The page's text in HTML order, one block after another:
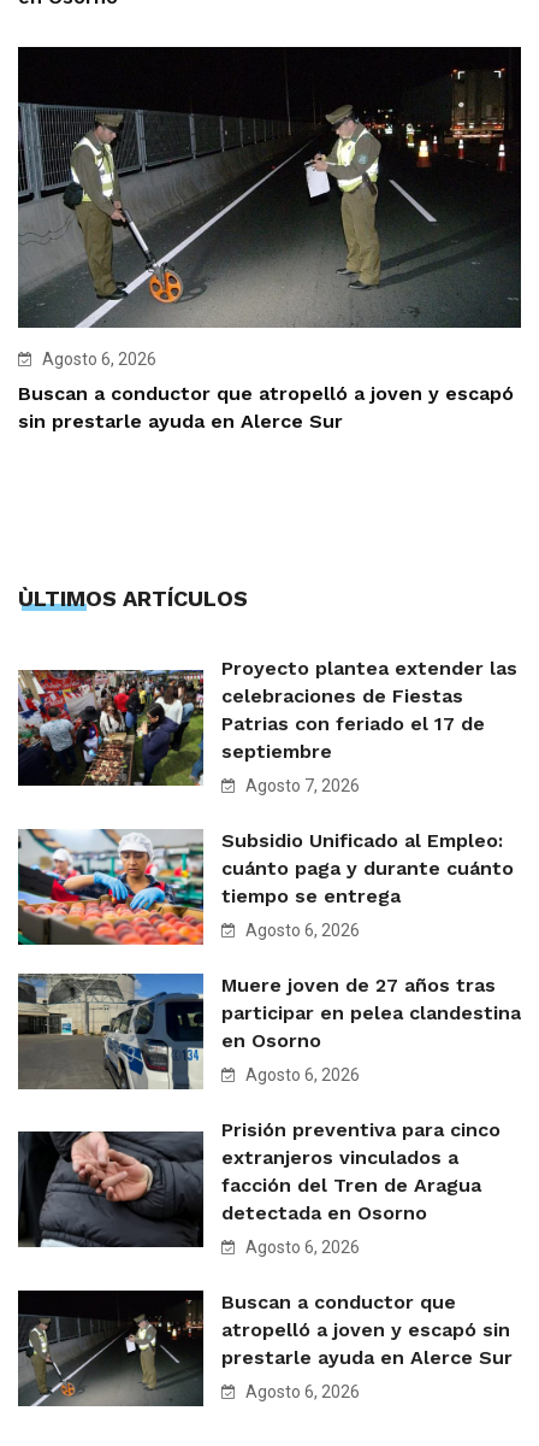
Agosto 6, 2026
Buscan a conductor que atropelló a joven y escapó
sin prestarle ayuda en Alerce Sur
ÙLTIMOS ARTÍCULOS
Proyecto plantea extender las
celebraciones de Fiestas
Patrias con feriado el 17 de
septiembre
Agosto 7, 2026
Subsidio Unificado al Empleo:
cuánto paga y durante cuánto
tiempo se entrega
Agosto 6, 2026
Muere joven de 27 años tras
participar en pelea clandestina
en Osorno
Agosto 6, 2026
Prisión preventiva para cinco
extranjeros vinculados a
facción del Tren de Aragua
detectada en Osorno
Agosto 6, 2026
Buscan a conductor que
atropelló a joven y escapó sin
prestarle ayuda en Alerce Sur
Agosto 6, 2026